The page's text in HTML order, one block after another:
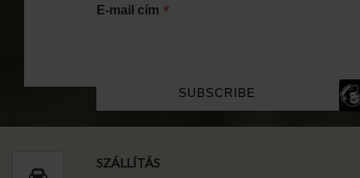
E-mail cím *
SZÁLLÍTÁS